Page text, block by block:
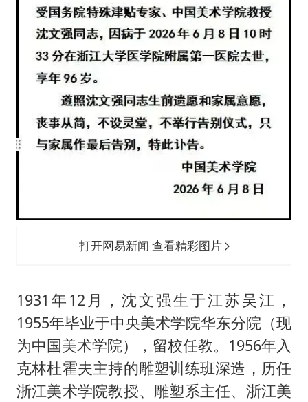
打开网易新闻 查看精彩图片
1931年12月，沈文强生于江苏吴江，
1955年毕业于中央美术学院华东分院（现
为中国美术学院），留校任教。1956年入
克林杜霍夫主持的雕塑训练班深造，历任
浙江美术学院教授、雕塑系主任、浙江美